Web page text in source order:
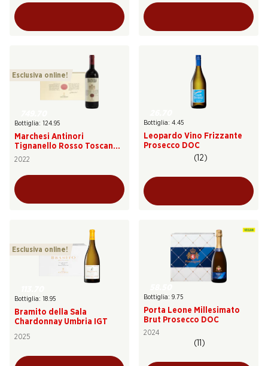
Esclusiva online!
Bottiglia: 124.95
Marchesi Antinori
Tignanello Rosso Toscana
IGT
2022
Bottiglia: 4.45
Leopardo Vino Frizzante
Prosecco DOC
(12)
Esclusiva online!
Bottiglia: 18.95
Bramito della Sala
Chardonnay Umbria IGT
2025
Bottiglia: 9.75
Porta Leone Millesimato
Brut Prosecco DOC
2024
(11)